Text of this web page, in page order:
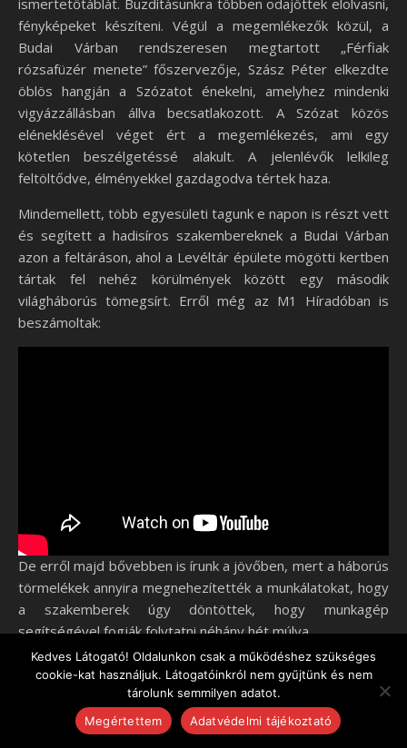
fényképeket készíteni. Végül a megemlékezők közül, a
Budai Várban rendszeresen megtartott „Férfiak
rózsafüzér menete” főszervezője, Szász Péter elkezdte
öblös hangján a Szózatot énekelni, amelyhez mindenki
vigyázzállásban állva becsatlakozott. A Szózat közös
eléneklésével véget ért a megemlékezés, ami egy
kötetlen beszélgetéssé alakult. A jelenlévők lelkileg
feltöltődve, élményekkel gazdagodva tértek haza.
Mindemellett, több egyesületi tagunk e napon is részt vett
és segített a hadisíros szakembereknek a Budai Várban
azon a feltáráson, ahol a Levéltár épülete mögötti kertben
tártak fel nehéz körülmények között egy második
világháborús tömegsírt. Erről még az M1 Híradóban is
beszámoltak:
De erről majd bővebben is írunk a jövőben, mert a háborús
törmelékek annyira megnehezítették a munkálatokat, hogy
a szakemberek úgy döntöttek, hogy munkagép
segítségével fogják folytatni néhány hét múlva.
Farkas Attila Márton
Gulyka plébános
Husi Endre zászlós
Isaszegi emléktábla
Isaszegi obeliszk
Isaszegi temető
katonahősök
Kedves Látogató! Oldalunkon csak a működéshez szükséges
cookie-kat használjuk. Látogatóinkról nem gyűjtünk és nem
tárolunk semmilyen adatot.
Megértettem
Adatvédelmi tájékoztató